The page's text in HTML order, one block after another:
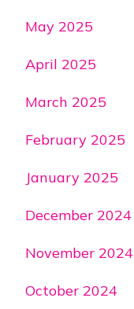
May 2025
April 2025
March 2025
February 2025
January 2025
December 2024
November 2024
October 2024